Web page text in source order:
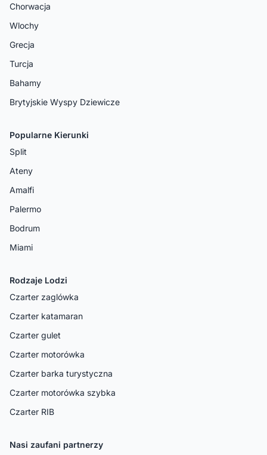
Chorwacja
Wlochy
Grecja
Turcja
Bahamy
Brytyjskie Wyspy Dziewicze
Popularne Kierunki
Split
Ateny
Amalfi
Palermo
Bodrum
Miami
Rodzaje Lodzi
Czarter zaglówka
Czarter katamaran
Czarter gulet
Czarter motorówka
Czarter barka turystyczna
Czarter motorówka szybka
Czarter RIB
Nasi zaufani partnerzy